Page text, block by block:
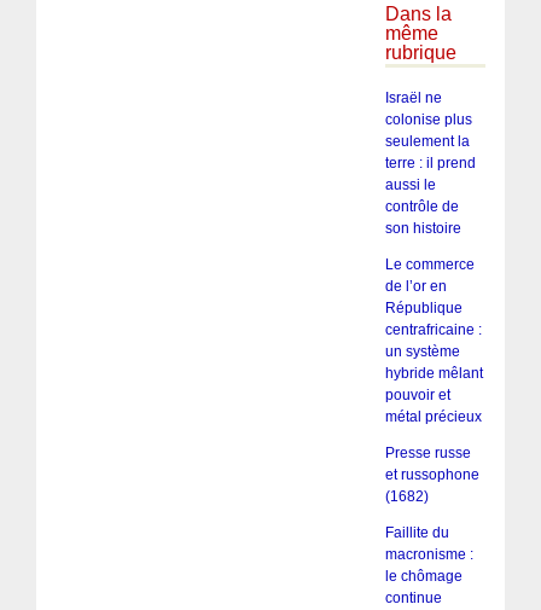
Dans la
même
rubrique
Israël ne
colonise plus
seulement la
terre : il prend
aussi le
contrôle de
son histoire
Le commerce
de l’or en
République
centrafricaine :
un système
hybride mêlant
pouvoir et
métal précieux
Presse russe
et russophone
(1682)
Faillite du
macronisme :
le chômage
continue